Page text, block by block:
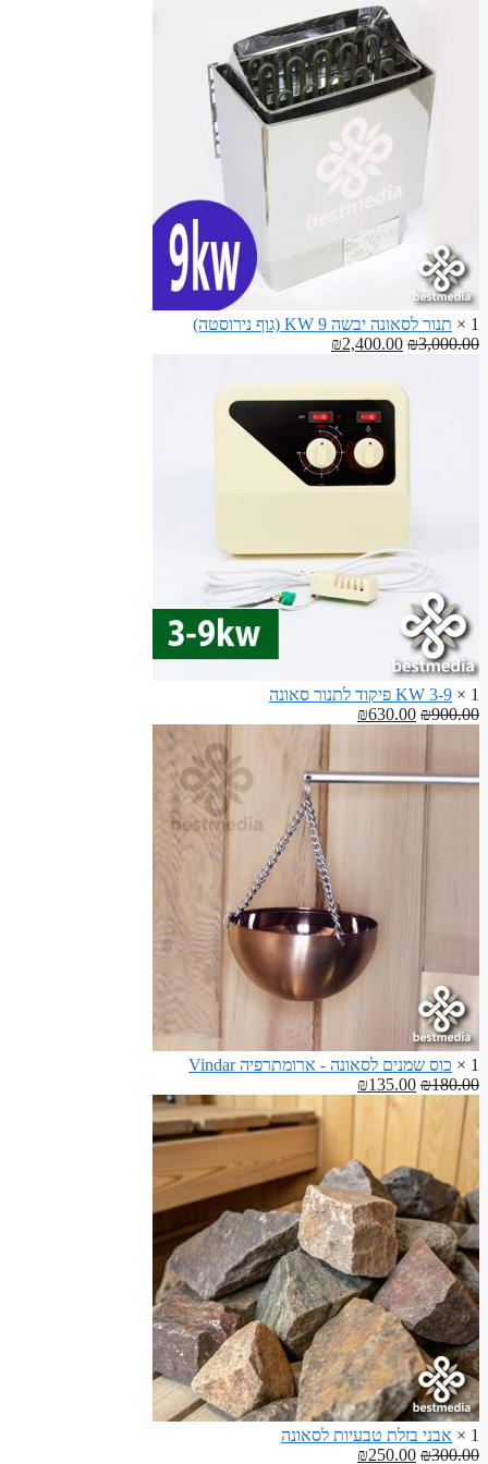
ספסלים
לסאונה
היה:
₪100.00.
הוא:
₪70.00.
1 ×
תנור לסאונה יבשה 9 KW (גוף נירוסטה)
₪3,000.00
המחיר
היה:
₪3,000.00.
₪2,400.00
הוא:
₪2,400.00.
1 ×
3-9 KW פיקוד לתנור סאונה
₪900.00
המחיר
₪900.00.
₪630.00
הנוכחי
₪630.00.
1 ×
כוס שמנים לסאונה - ארומתרפיה Vindar
₪180.00
המחיר
המקורי
₪135.00
1 ×
אבני בזלת טבעיות לסאונה
₪300.00
המחיר ₪250.00